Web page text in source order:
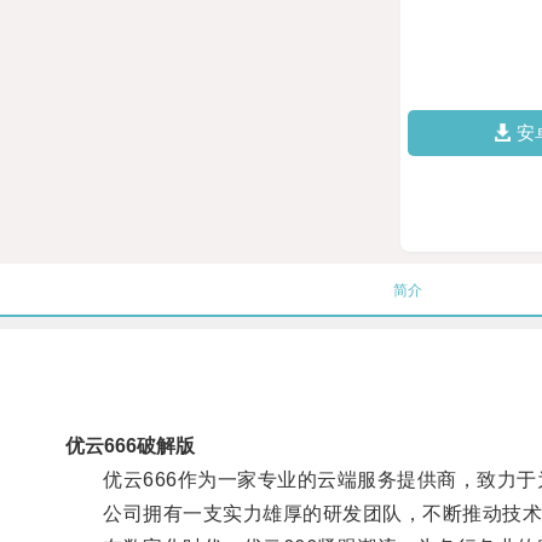
安
简介
优云666破解版
优云666作为一家专业的云端服务提供商，致力于
公司拥有一支实力雄厚的研发团队，不断推动技术